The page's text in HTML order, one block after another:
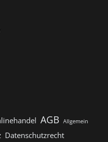
AGB Allgemein
Datenschutzrecht